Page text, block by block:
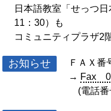
日本語教室「せっつ
11：30）も
コミュニティプラザ2
お知らせ
ＦＡＸ番
→ Fax
(電話番